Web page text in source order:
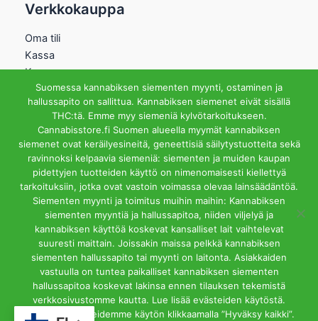
Verkkokauppa
Oma tili
Kassa
Kauppa
Ostoskori
Helsingin Myymälä
Aukioloajat
Ma-Pe 12-18 La 12-15
Riihipellonkuja 3, 00390
Helsinki
info@cannabisstore.fi
Cannabisstore.fi | Kannabiksen Siemeniä Verkkokaupasta ja
Kivijalkamyymälästä. Helsinki
Suomessa kannabiksen siementen myynti, ostaminen ja
hallussapito on sallittua. Kannabiksen siemenet eivät sisällä
THC:tä. Emme myy siemeniä kylvötarkoitukseen.
Cannabisstore.fi Suomen alueella myymät kannabiksen
siemenet ovat keräilyesineitä, geneettisiä säilytystuotteita sekä
ravinnoksi kelpaavia siemeniä: siementen ja muiden kaupan
pidettyjen tuotteiden käyttö on nimenomaisesti kiellettyä
tarkoituksiin, jotka ovat vastoin voimassa olevaa lainsäädäntöä.
Siementen myynti ja toimitus muihin maihin: Kannabiksen
siementen myyntiä ja hallussapitoa, niiden viljelyä ja
kannabiksen käyttöä koskevat kansalliset lait vaihtelevat
suuresti maittain. Joissakin maissa pelkkä kannabiksen
siementen hallussapito tai myynti on laitonta. Asiakkaiden
vastuulla on tuntea paikalliset kannabiksen siementen
hallussapitoa koskevat lakinsa ennen tilauksen tekemistä
verkkosivustomme kautta. Lue lisää evästeiden käytöstä.
Hyväksyt evästeidemme käytön klikkaamalla ”Hyväksy kaikki”.